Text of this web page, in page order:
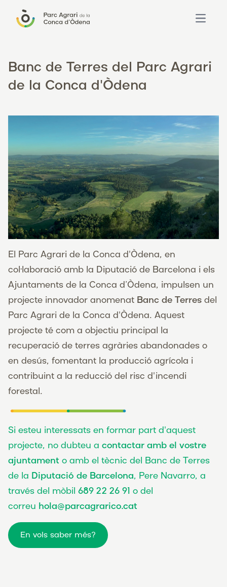
Open
Banc de Terres del Parc Agrari
de la Conca d'Òdena
El Parc Agrari de la Conca d'Òdena, en
col·laboració amb la Diputació de Barcelona i els
Ajuntaments de la Conca d’Òdena, impulsen un
projecte innovador anomenat Banc de Terres del
Parc Agrari de la Conca d'Òdena. Aquest
projecte té com a objectiu principal la
recuperació de terres agràries abandonades o
en desús, fomentant la producció agrícola i
contribuint a la reducció del risc d'incendi
forestal.
Si esteu interessats en formar part d'aquest
projecte, no dubteu a contactar amb el vostre
ajuntament o amb el tècnic del Banc de Terres
de la Diputació de Barcelona, Pere Navarro, a
través del mòbil 689 22 26 91 o del
correu hola@parcagrarico.cat
En vols saber més?